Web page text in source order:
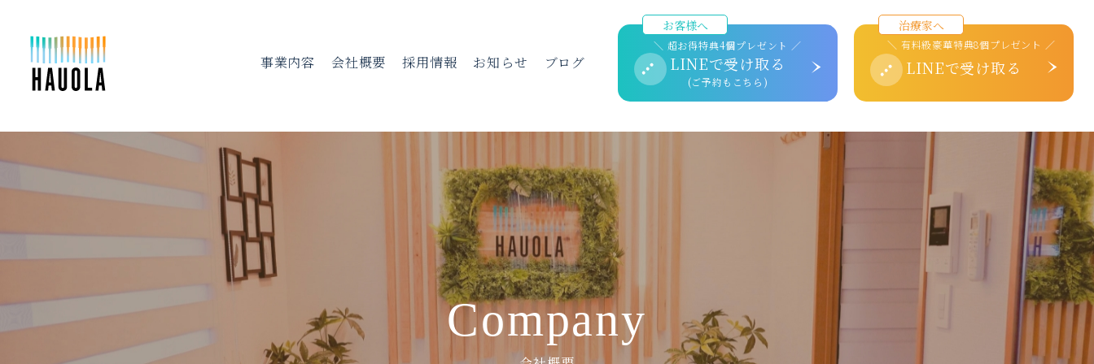
事業内容 会社概要 採用情報 お知らせ ブログ
お客様へ
＼ 超お得特典4個プレゼント ／
LINEで受け取る
(ご予約もこちら)
治療家へ
＼ 有料級豪華特典8個プレゼント ／
LINEで受け取る
Company